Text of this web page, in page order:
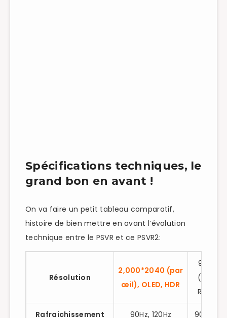
Spécifications techniques, le
grand bon en avant !
On va faire un petit tableau comparatif,
histoire de bien mettre en avant l’évolution
technique entre le PSVR et ce PSVR2:
Résolution
2,000*2040 (par
œil), OLED, HDR
(par
RGB
Rafraichissement 90Hz, 120Hz 90Hz,